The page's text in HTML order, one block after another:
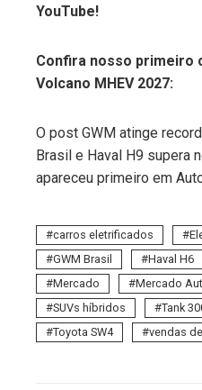
YouTube!
Confira nosso primeiro
Volcano MHEV 2027:
O post GWM atinge
Brasil e Haval H9 supera
apareceu primeiro em
carros eletrificados
GWM Brasil
Haval H6
Mercado
Mercado
SUVs híbridos
Tank
Toyota SW4
vendas